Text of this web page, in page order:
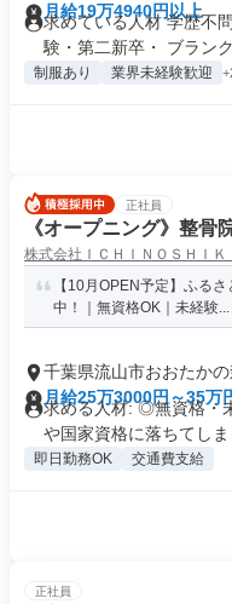
月給19万4940円以上
求めている人材 学歴不
験・第二新卒・ ブランク
制服あり 業界未経験歓迎
正社員
《オープニング》整骨
株式会社ＩＣＨＩＮＯＳＨＩＫ
【10月OPEN予定】ふる
中！｜無資格OK｜未経験...
千葉県流山市おおたか
月給25万3000円～35万
求める人材: ◎無資格・
や国家資格に落ちてしま
即日勤務OK 交通費支給
正社員